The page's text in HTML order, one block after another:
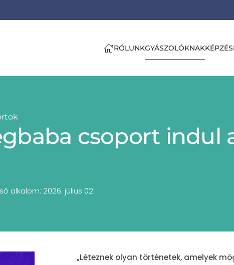
RÓLUNKGYÁSZOLÓKNAK
csoport indul
alkalom: 2026. július 02
„Léteznek olyan történetek, amelyek